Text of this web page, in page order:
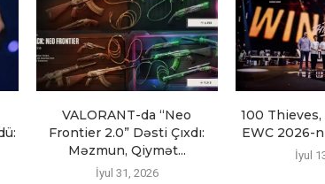
VALORANT-da “Neo
Frontier 2.0” Dəsti Çıxdı:
Məzmun, Qiymət...
İyul 31, 2026
100
EWC 2026-
İyul